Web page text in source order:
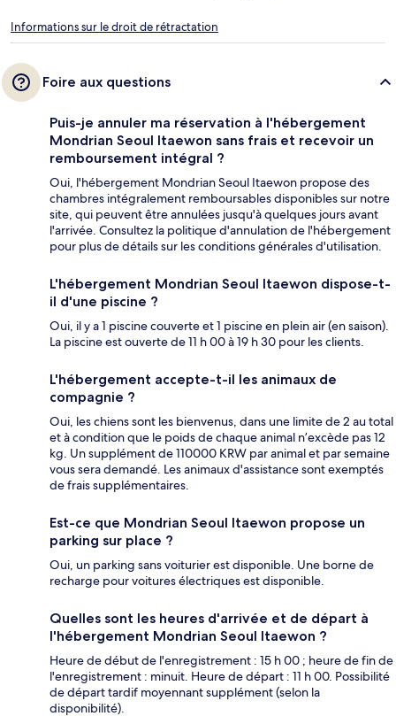
Informations sur le droit de rétractation
Foire aux questions
Puis-je annuler ma réservation à l'hébergement
Mondrian Seoul Itaewon sans frais et recevoir un
remboursement intégral ?
Oui, l'hébergement Mondrian Seoul Itaewon propose des
chambres intégralement remboursables disponibles sur notre
site, qui peuvent être annulées jusqu'à quelques jours avant
l'arrivée. Consultez la politique d'annulation de l'hébergement
pour plus de détails sur les conditions générales d'utilisation.
L'hébergement Mondrian Seoul Itaewon dispose-t-
il d'une piscine ?
Oui, il y a 1 piscine couverte et 1 piscine en plein air (en saison).
La piscine est ouverte de 11 h 00 à 19 h 30 pour les clients.
L'hébergement accepte-t-il les animaux de
compagnie ?
Oui, les chiens sont les bienvenus, dans une limite de 2 au total
et à condition que le poids de chaque animal n’excède pas 12
kg. Un supplément de 110000 KRW par animal et par semaine
vous sera demandé. Les animaux d'assistance sont exemptés
de frais supplémentaires.
Est-ce que Mondrian Seoul Itaewon propose un
parking sur place ?
Oui, un parking sans voiturier est disponible. Une borne de
recharge pour voitures électriques est disponible.
Quelles sont les heures d'arrivée et de départ à
l'hébergement Mondrian Seoul Itaewon ?
Heure de début de l'enregistrement : 15 h 00 ; heure de fin de
l'enregistrement : minuit. Heure de départ : 11 h 00. Possibilité
de départ tardif moyennant supplément (selon la
disponibilité).